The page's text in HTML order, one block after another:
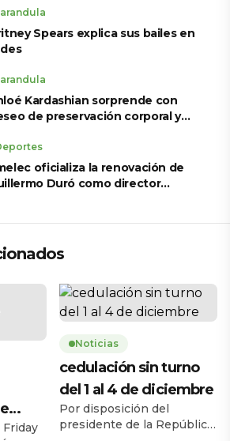
LigaPro 2026
Spears explica sus bailes en
Kardashian sorprende con
de preservación corporal y
oficializa la renovación de
Duró como director
Friday
Noticias
cedulación sin turno
del 1 al 4 de diciembre
Por disposición del
presidente de la República,